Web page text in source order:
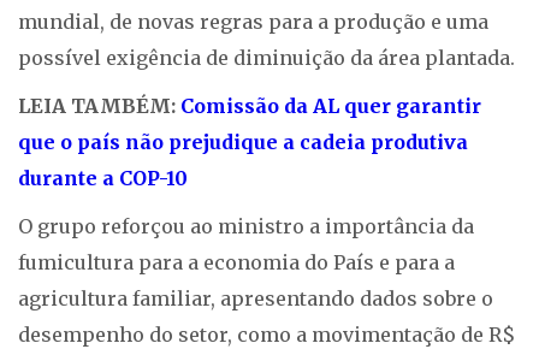
mundial, de novas regras para a produção e uma
possível exigência de diminuição da área plantada.
LEIA TAMBÉM: Comissão da AL quer garantir
que o país não prejudique a cadeia produtiva
durante a COP-10
O grupo reforçou ao ministro a importância da
fumicultura para a economia do País e para a
agricultura familiar, apresentando dados sobre o
desempenho do setor, como a movimentação de R$